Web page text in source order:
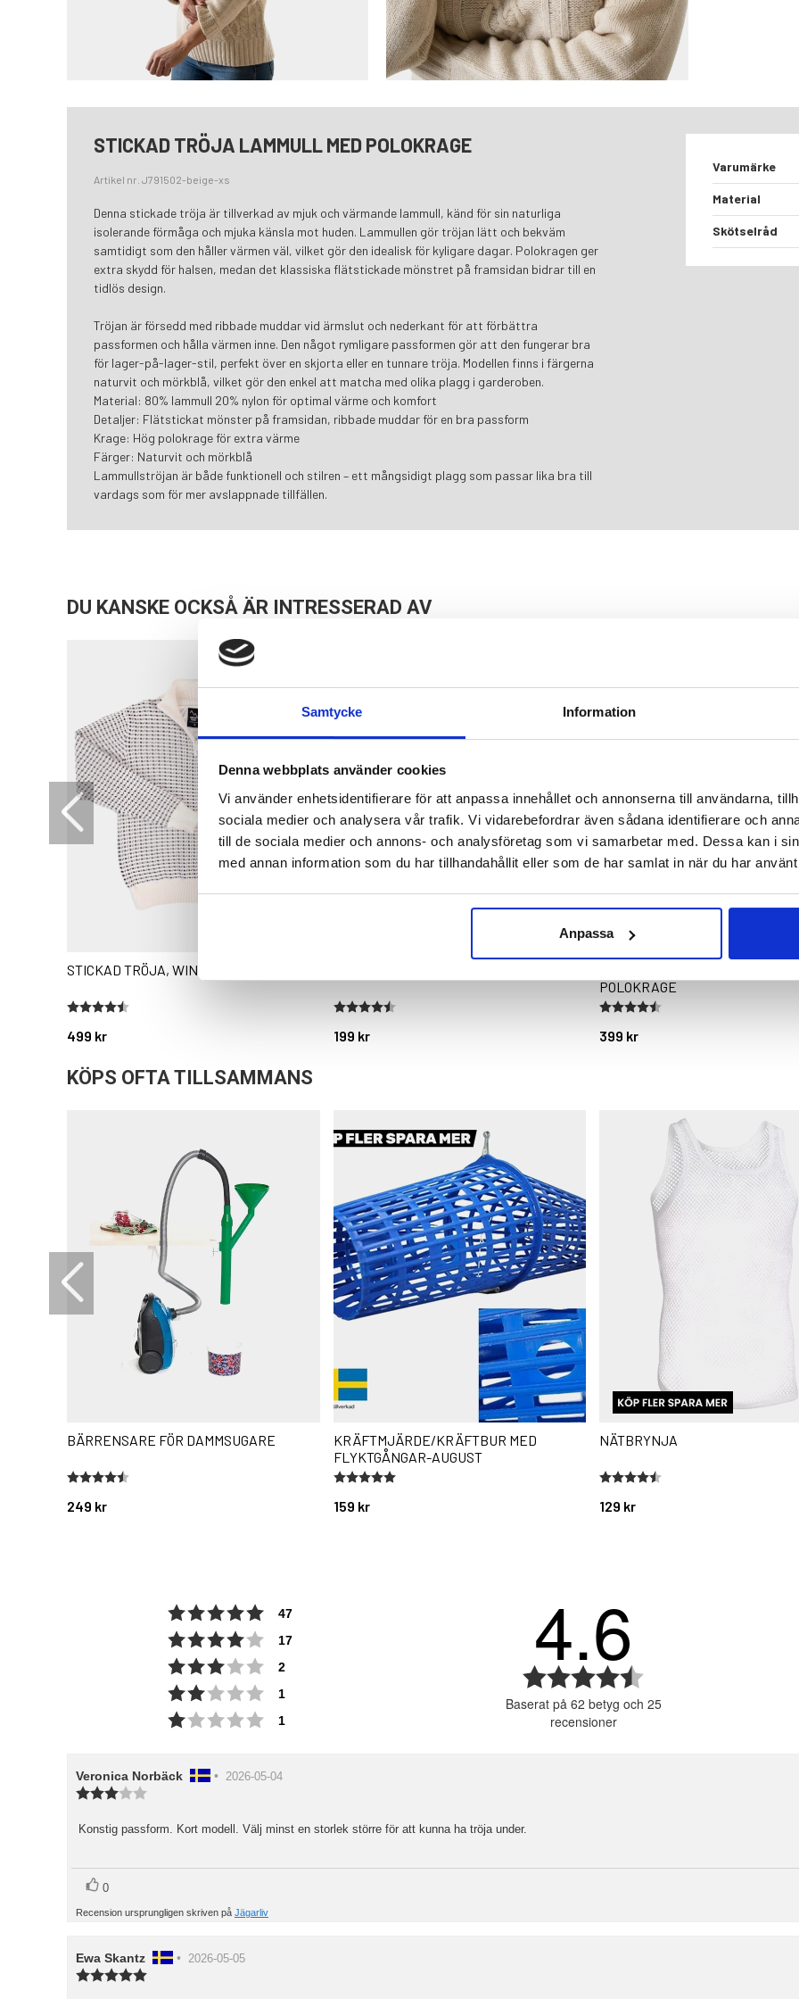
Samtycke Information
Denna webbplats använder cookies
Vi använder enhetsidentifierare för att anpassa innehållet och annonserna till användarna,
sociala medier och analysera vår trafik. Vi vidarebefordrar även sådana identifierare och
till de sociala medier och annons- och analysföretag som vi samarbetar med. Dessa kan i
med annan information som du har tillhandahållit eller som de har samlat in när du har
Anpassa
STICKAD TRÖJA LAMMULL MED POLOKRAGE
Artikel nr. J791502-beige-xs
Denna stickade tröja är tillverkad av mjuk och värmande lammull, känd för sin naturliga
isolerande förmåga och mjuka känsla mot huden. Lammullen gör tröjan lätt och bekväm
samtidigt som den håller värmen väl, vilket gör den idealisk för kyligare dagar. Polokragen ger
extra skydd för halsen, medan det klassiska flätstickade mönstret på framsidan bidrar till en
tidlös design.
Tröjan är försedd med ribbade muddar vid ärmslut och nederkant för att förbättra
passformen och hålla värmen inne. Den något rymligare passformen gör att den fungerar bra
för lager-på-lager-stil, perfekt över en skjorta eller en tunnare tröja. Modellen finns i färgerna
naturvit och mörkblå, vilket gör den enkel att matcha med olika plagg i garderoben.
Material: 80% lammull 20% nylon för optimal värme och komfort
Detaljer: Flätstickat mönster på framsidan, ribbade muddar för en bra passform
Krage: Hög polokrage för extra värme
Färger: Naturvit och mörkblå
Lammullströjan är både funktionell och stilren – ett mångsidigt plagg som passar lika bra till
vardags som för mer avslappnade tillfällen.
Varumärke
Material
Skötselråd
DU KANSKE OCKSÅ ÄR INTRESSERAD AV
STICKAD TRÖJA, WINDSTOPPER
499 kr
Betyg:
4.8 utav 5 stjärnor
199 kr
Betyg:
4.5 utav 5 stjärnor
POLOKRAGE
399 kr
Betyg:
4.6 utav 5 stjärnor
KÖPS OFTA TILLSAMMANS
BÄRRENSARE FÖR DAMMSUGARE
249 kr
Betyg:
4.7 utav 5 stjärnor
KRÄFTMJÄRDE/KRÄFTBUR MED
FLYKTGÅNGAR-AUGUST
159 kr
Betyg:
5.0 utav 5 stjärnor
NÄTBRYNJA
129 kr
Betyg:
4.6 utav 5 stjärnor
Betyg: 5 utav 5 stjärnor
47
Betyg: 4 utav 5 stjärnor
17
Betyg: 3 utav 5 stjärnor
2
Betyg: 2 utav 5 stjärnor
1
Betyg: 1 utav 5 stjärnor
1
4.6
utav
Baserat på 62 betyg och 25
recensioner
Recensionsförfattare:
Veronica Norbäck • Recensionsdatum:
2026-05-04
5
Recensionstext:
Konstig passform. Kort modell. Välj minst en storlek större för att kunna ha tröja under.
Rösta
0
Recension ursprungligen skriven på Jägarliv
Recensionsförfattare:
Ewa Skantz • Recensionsdatum:
2026-05-05